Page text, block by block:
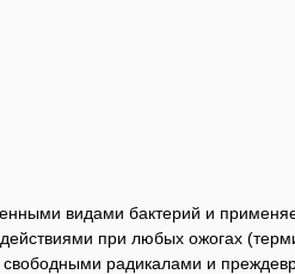
видами бактерий и
при любых ожогах
радикалами и